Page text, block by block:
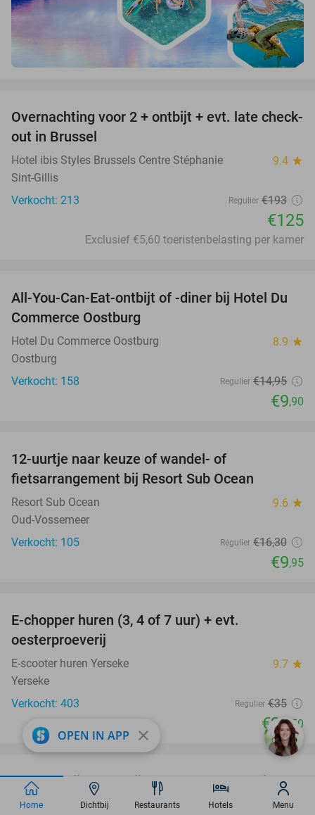
35%
Overnachting voor 2 + ontbijt + evt. late check-
out in Brussel
Hotel ibis Styles Brussels Centre Stéphanie 9.4 star
Sint-Gillis
Verkocht: 213
Regulier €193
€125
Exclusief €5,60 toeristenbelasting per kamer
34%
All-You-Can-Eat-ontbijt of -diner bij Hotel Du
Commerce Oostburg
Hotel Du Commerce Oostburg 8.9 star
Oostburg
Verkocht: 158
Regulier €14,95
€9,90
12-uurtje naar keuze of wandel- of
fietsarrangement bij Resort Sub Ocean
Resort Sub Ocean 9.6 star
Oud-Vossemeer
Verkocht: 105
Regulier €16,30
€9,95
E-chopper huren (3, 4 of 7 uur) + evt.
oesterproeverij
E-scooter huren Yerseke 9.7 star
Yerseke
Verkocht: 403
Regulier €35
€21,50
35%
favorite_border
Luxe ontbijtbuffet bij Op 't Hof Olmenstein
Op ´t Hof Olmenstein 9.3star
OPEN IN APP close
Home Dichtbij Restaurants Hotels Menu